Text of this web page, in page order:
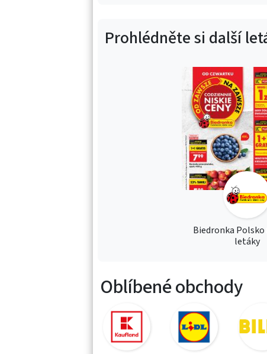
Prohlédněte si další
Biedronka
letáky
Oblíbené obchody